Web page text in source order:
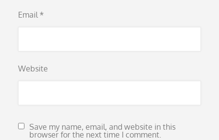
Email *
Website
Save my name, email, and website in this
browser for the next time I comment.